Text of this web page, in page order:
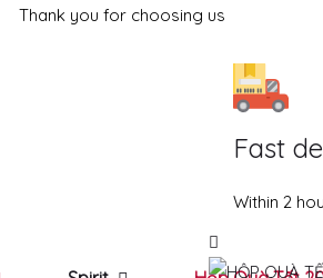
Thank you for choosing us
Fast
Within 2